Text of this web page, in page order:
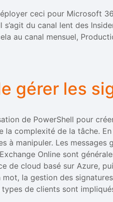
ceci pour Microsoft
du canal lent des
au canal mensuel,
gérer les
de PowerShell pour
la complexité de la tâche.
à manipuler. Les
Online sont
de cloud basé sur Azure,
la gestion des
de clients sont